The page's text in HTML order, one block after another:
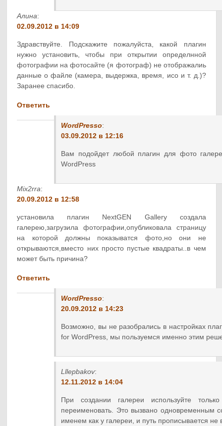
Алина:
02.09.2012 в 14:09
Здравствуйте. Подскажите пожалуйста, какой плагин
нужно установить, чтобы при открытии определнной
фотографии на фотосайте (я фотограф) не отображалиь
данные о файле (камера, выдержка, время, исо и т. д.)?
Заранее спасибо.
Ответить
WordPresso:
03.09.2012 в 12:16
Вам подойдет любой плагин для фото
WordPress
Mix2rra:
20.09.2012 в 12:58
установила плагин NextGEN Gallery создала
галерею,загрузила фотографии,опубликовала страницу
на которой должны показыватся фото,но они не
открываются,вместо них просто пустые квадраты..в чем
может быть причина?
Ответить
WordPresso:
20.09.2012 в 14:23
Возможно, вы не разобрались в настройках
for WordPress, мы пользуемся именно этим
Lllepbakov:
12.11.2012 в 14:04
При создании галереи используйте
переименовать. Это вызвано одновременным
именем как у галереи, и путь прописывается не